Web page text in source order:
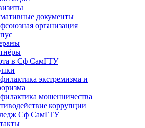
документы
организация
в Сф СамГТУ
экстремизма и
мошенничества
коррупции
Сф СамГТУ